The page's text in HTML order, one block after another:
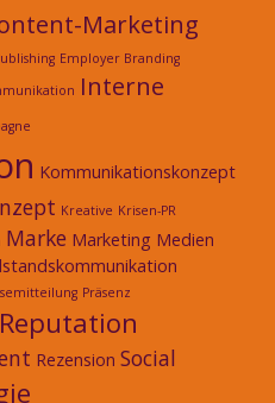
Marketing
Employer Branding
Interne
Kommunikationskonzept
Kreative Krisen-PR
Marke Marketing Medien
Präsenz
Reputation
Rezension Social